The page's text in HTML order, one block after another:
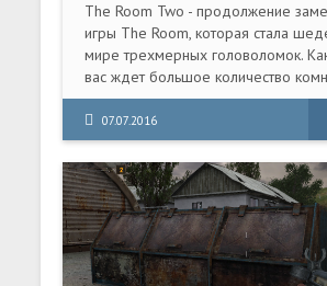
The Room Two - продолжение
игры The Room, которая стала
мире трехмерных головоломок.
вас ждет большое количество
которых вам нужно решить
Без выполнения нужной задачи,
сможете продвинутся дальше. В
неплохая трехмерная графика и
увлекательный геймплей, который
подробного описания. Ведь
первую часть игры. Шикарная
головоломка, не похожая на
этого жанра.
07.07.2016